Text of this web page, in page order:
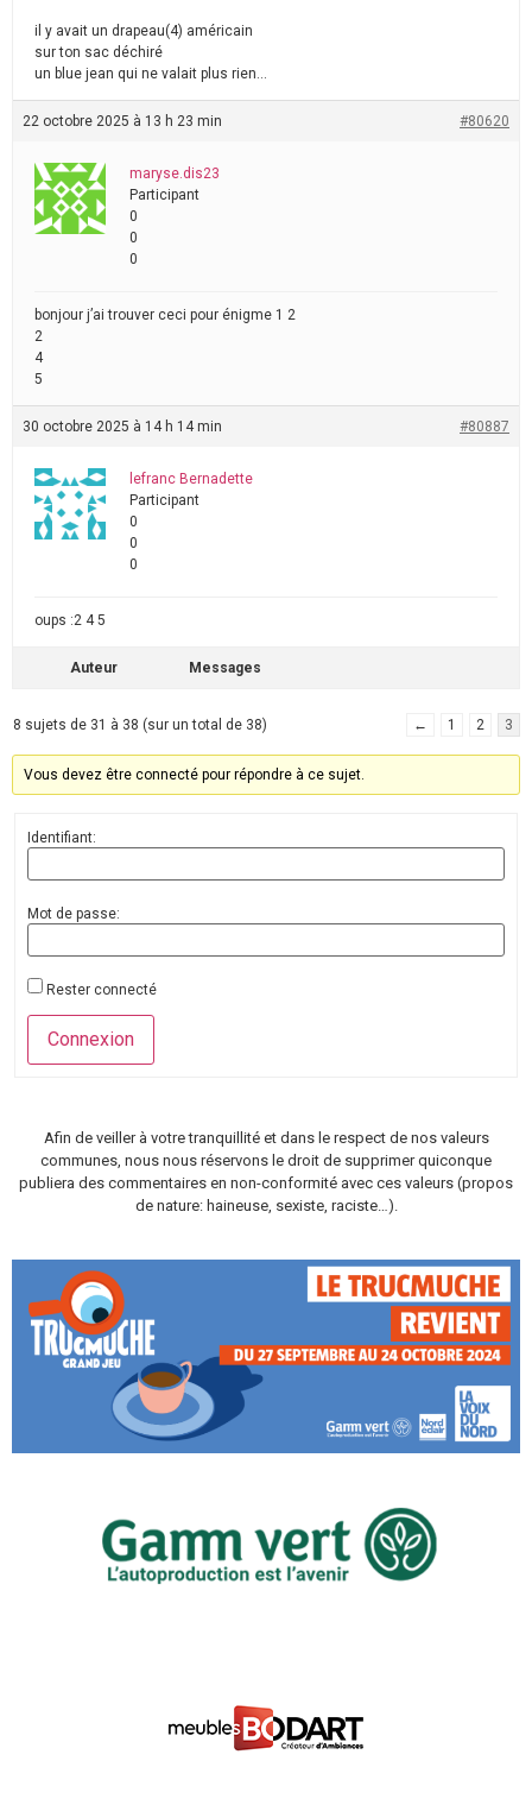
il y avait un drapeau(4) américain
sur ton sac déchiré
un blue jean qui ne valait plus rien…
22 octobre 2025 à 13 h 23 min #80620
maryse.dis23
Participant
0
0
0
bonjour j’ai trouver ceci pour énigme 1 2
2
4
5
30 octobre 2025 à 14 h 14 min #80887
lefranc Bernadette
Participant
0
0
0
oups :2 4 5
Auteur Messages
8 sujets de 31 à 38 (sur un total de 38) ← 1 2 3
Vous devez être connecté pour répondre à ce sujet.
Identifiant:
Mot de passe:
Rester connecté
Connexion
Afin de veiller à votre tranquillité et dans le respect de nos valeurs
communes, nous nous réservons le droit de supprimer quiconque
publiera des commentaires en non-conformité avec ces valeurs (propos
de nature: haineuse, sexiste, raciste…).